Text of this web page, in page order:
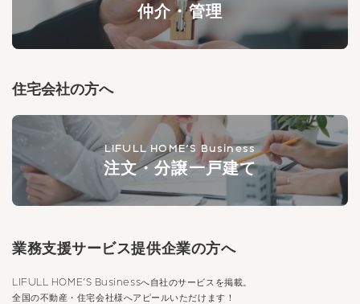
仲介・管理
住宅会社の方へ
LIFULL HOME'S Business
注文・分譲一戸建て
業務支援サービス提供企業の方へ
LIFULL HOME'S Businessへ自社のサービスを掲載。
全国の不動産・住宅会社様へアピールいただけます！